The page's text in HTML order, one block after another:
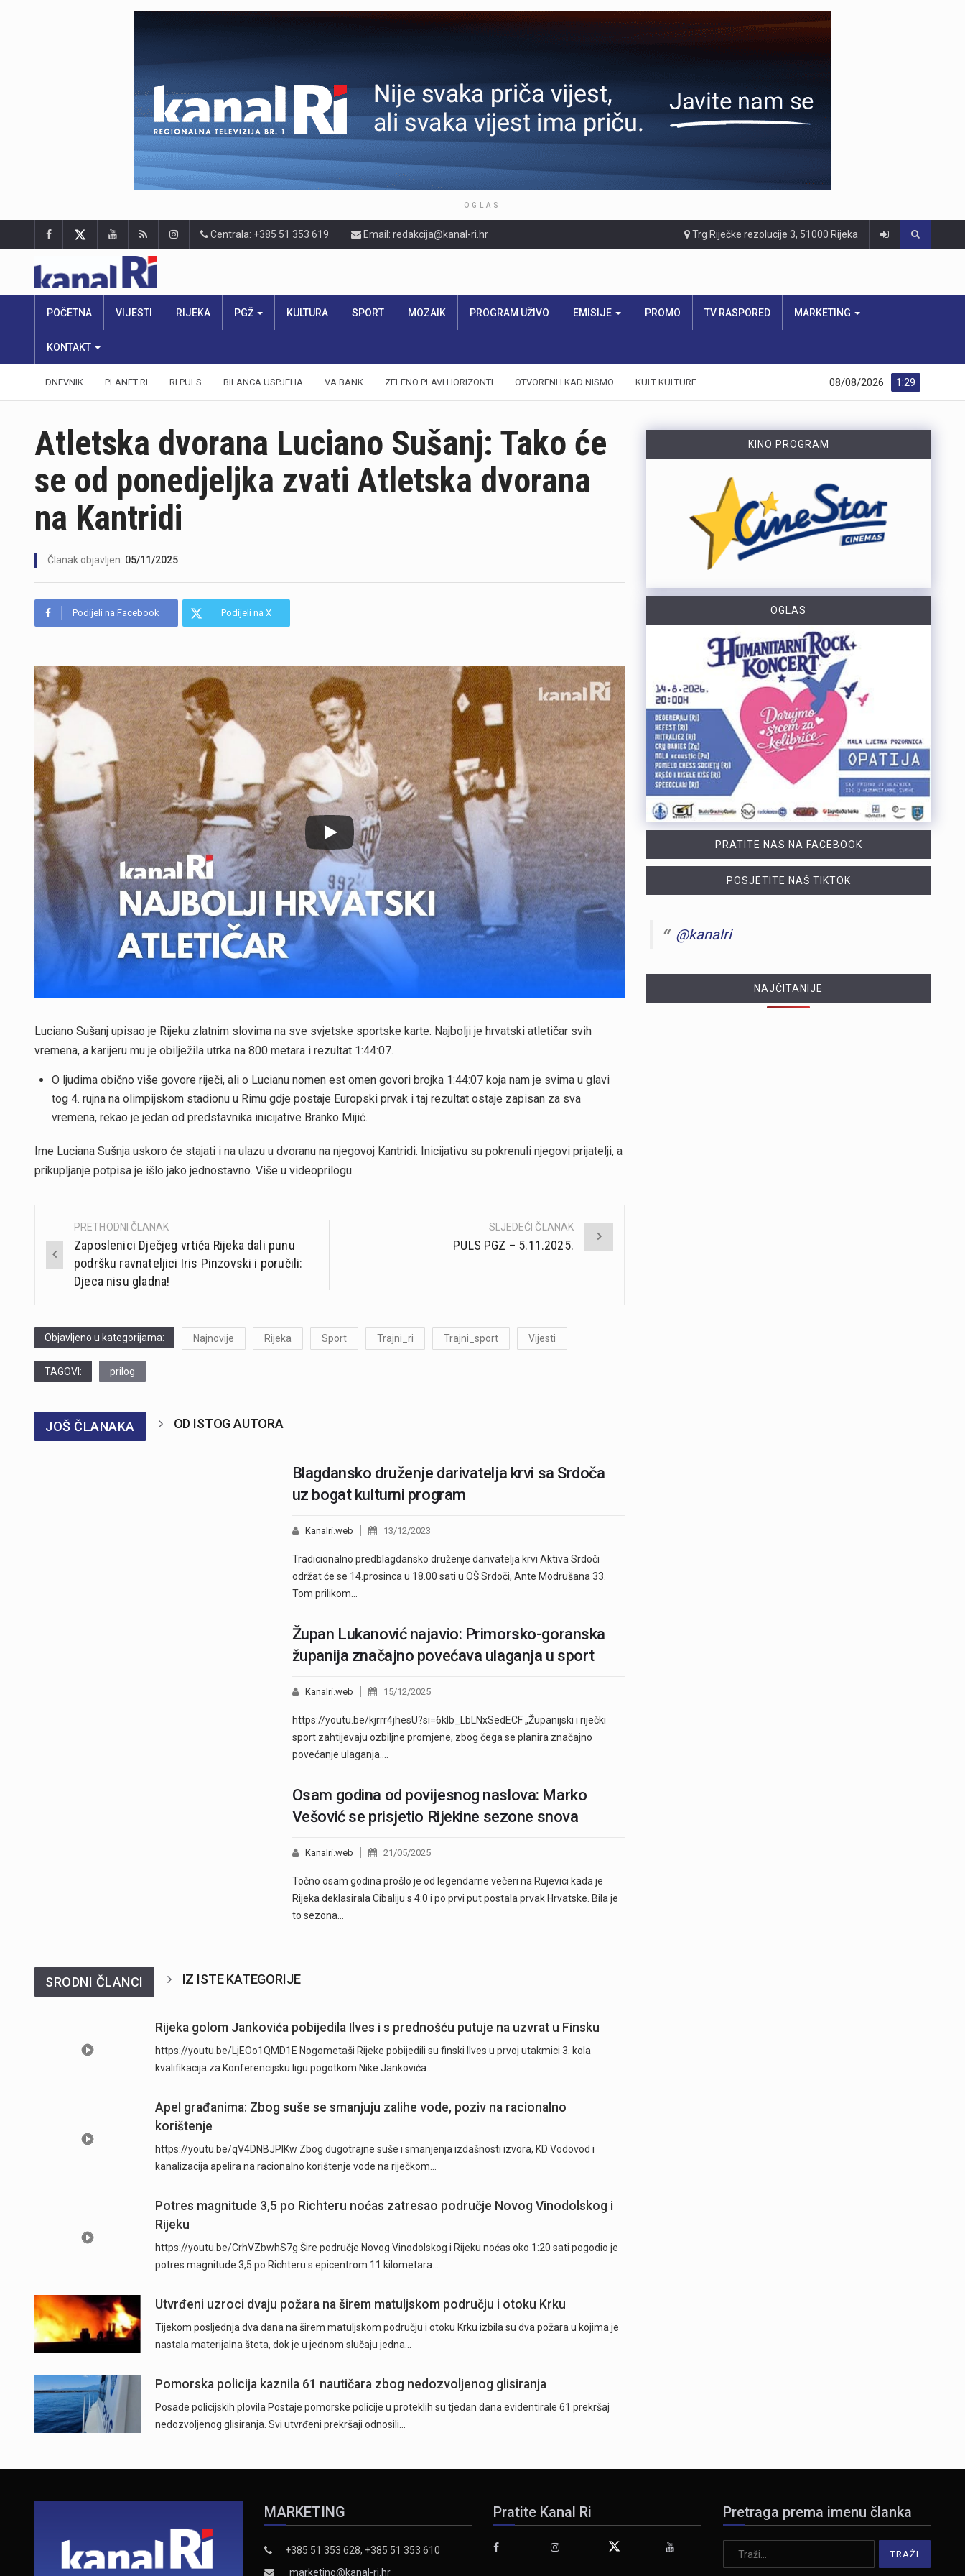
OGLAS
Centrala: +385 51 353 619 Email: redakcija@kanal-ri.hr Trg Riječke rezolucije 3, 51000 Rijeka
POČETNA VIJESTI RIJEKA PGŽ KULTURA SPORT MOZAIK PROGRAM UŽIVO EMISIJE PROMO TV RASPORED MARKETING
KONTAKT
DNEVNIK PLANET RI RI PULS BILANCA USPJEHA VA BANK ZELENO PLAVI HORIZONTI OTVORENI I KAD NISMO KULT KULTURE 1:29
08/08/2026
Atletska dvorana Luciano Sušanj: Tako će
se od ponedjeljka zvati Atletska dvorana
na Kantridi
Članak objavljen: 05/11/2025
Podijeli na Facebook Podijeli na X
Luciano Sušanj upisao je Rijeku zlatnim slovima na sve svjetske sportske karte. Najbolji je hrvatski atletičar svih
vremena, a karijeru mu je obilježila utrka na 800 metara i rezultat 1:44:07.
O ljudima obično više govore riječi, ali o Lucianu nomen est omen govori brojka 1:44:07 koja nam je svima u glavi
tog 4. rujna na olimpijskom stadionu u Rimu gdje postaje Europski prvak i taj rezultat ostaje zapisan za sva
vremena, rekao je jedan od predstavnika inicijative Branko Mijić.
Ime Luciana Sušnja uskoro će stajati i na ulazu u dvoranu na njegovoj Kantridi. Inicijativu su pokrenuli njegovi prijatelji, a
prikupljanje potpisa je išlo jako jednostavno. Više u videoprilogu.
Post
navigation
PRETHODNI ČLANAK
Zaposlenici Dječjeg vrtića Rijeka dali punu
podršku ravnateljici Iris Pinzovski i poručili:
Djeca nisu gladna!
SLJEDEĆI ČLANAK
PULS PGZ – 5.11.2025.
Objavljeno u kategorijama: Najnovije Rijeka Sport Trajni_ri Trajni_sport Vijesti
TAGOVI: prilog
JOŠ ČLANAKA OD ISTOG AUTORA
Blagdansko druženje darivatelja krvi sa Srdoča
uz bogat kulturni program
Kanalri.web 13/12/2023
Tradicionalno predblagdansko druženje darivatelja krvi Aktiva Srdoči
održat će se 14.prosinca u 18.00 sati u OŠ Srdoči, Ante Modrušana 33.
Tom prilikom…
Župan Lukanović najavio: Primorsko-goranska
županija značajno povećava ulaganja u sport
Kanalri.web 15/12/2025
https://youtu.be/kjrrr4jhesU?si=6klb_LbLNxSedECF „Županijski i riječki
sport zahtijevaju ozbiljne promjene, zbog čega se planira značajno
povećanje ulaganja.…
Osam godina od povijesnog naslova: Marko
Vešović se prisjetio Rijekine sezone snova
Kanalri.web 21/05/2025
Točno osam godina prošlo je od legendarne večeri na Rujevici kada je
Rijeka deklasirala Cibaliju s 4:0 i po prvi put postala prvak Hrvatske. Bila je
to sezona…
SRODNI ČLANCI IZ ISTE KATEGORIJE
Rijeka golom Jankovića pobijedila Ilves i s prednošću putuje na uzvrat u Finsku
https://youtu.be/LjEOo1QMD1E Nogometaši Rijeke pobijedili su finski Ilves u prvoj utakmici 3. kola
kvalifikacija za Konferencijsku ligu pogotkom Nike Jankovića…
Apel građanima: Zbog suše se smanjuju zalihe vode, poziv na racionalno
korištenje
https://youtu.be/qV4DNBJPlKw Zbog dugotrajne suše i smanjenja izdašnosti izvora, KD Vodovod i
kanalizacija apelira na racionalno korištenje vode na riječkom…
Potres magnitude 3,5 po Richteru noćas zatresao područje Novog Vinodolskog i
Rijeku
https://youtu.be/CrhVZbwhS7g Šire područje Novog Vinodolskog i Rijeku noćas oko 1:20 sati pogodio je
potres magnitude 3,5 po Richteru s epicentrom 11 kilometara…
Utvrđeni uzroci dvaju požara na širem matuljskom području i otoku Krku
Tijekom posljednja dva dana na širem matuljskom području i otoku Krku izbila su dva požara u kojima je
nastala materijalna šteta, dok je u jednom slučaju jedna…
Pomorska policija kaznila 61 nautičara zbog nedozvoljenog glisiranja
Posade policijskih plovila Postaje pomorske policije u proteklih su tjedan dana evidentirale 61 prekršaj
nedozvoljenog glisiranja. Svi utvrđeni prekršaji odnosili…
KINO PROGRAM
OGLAS
PRATITE NAS NA FACEBOOK
POSJETITE NAŠ TIKTOK
@kanalri
NAJČITANIJE
MARKETING
+385 51 353 628, +385 51 353 610
marketing@kanal-ri.hr
Pratite Kanal Ri Pretraga prema imenu članka